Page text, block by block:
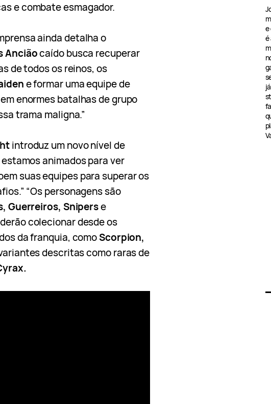
e combate esmagador.
ainda detalha o
Anciãocaído busca recuperar
de todos os reinos, os
e formar uma equipe de
enormes batalhas de grupo
trama maligna.”
introduz um novo nível de
animados para ver
suas equipes para superar os
“Os personagens são
Guerreiros, Sniperse
colecionar desde os
da franquia, comoScorpion,
descritas como raras de
e
é